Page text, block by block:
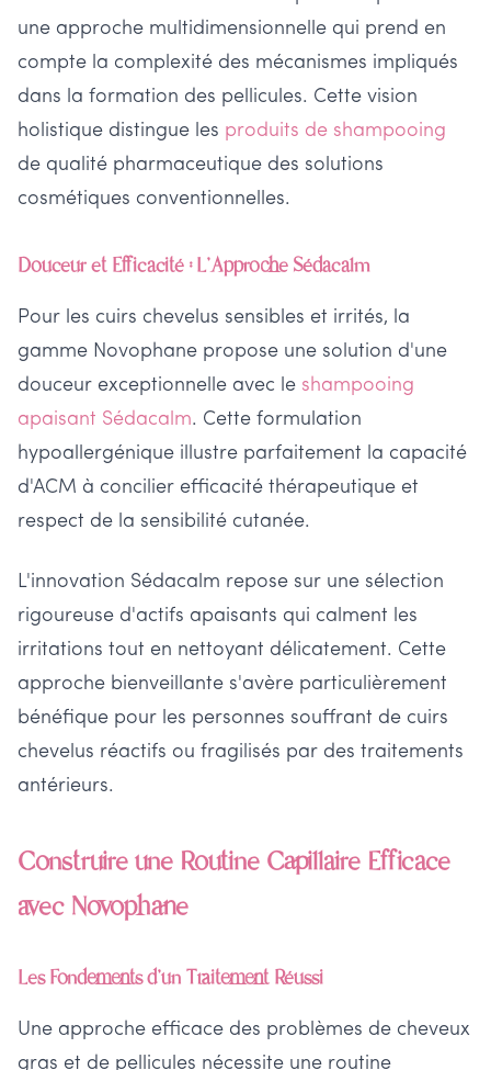
une approche multidimensionnelle qui prend en
compte la complexité des mécanismes impliqués
dans la formation des pellicules. Cette vision
holistique distingue les produits de shampooing
de qualité pharmaceutique des solutions
cosmétiques conventionnelles.
Douceur et Efficacité : L'Approche Sédacalm
Pour les cuirs chevelus sensibles et irrités, la
gamme Novophane propose une solution d'une
douceur exceptionnelle avec le shampooing
apaisant Sédacalm. Cette formulation
hypoallergénique illustre parfaitement la capacité
d'ACM à concilier efficacité thérapeutique et
respect de la sensibilité cutanée.
L'innovation Sédacalm repose sur une sélection
rigoureuse d'actifs apaisants qui calment les
irritations tout en nettoyant délicatement. Cette
approche bienveillante s'avère particulièrement
bénéfique pour les personnes souffrant de cuirs
chevelus réactifs ou fragilisés par des traitements
antérieurs.
Construire une Routine Capillaire Efficace
avec Novophane
Les Fondements d'un Traitement Réussi
Une approche efficace des problèmes de cheveux
gras et de pellicules nécessite une routine